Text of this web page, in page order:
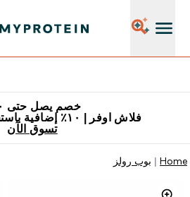
خصم يصل حتى ٣٠٪
فلاش اوفر | ١٠٪ إضافية باستخدام كود محدود
تسوق الآن
Home بوب رولز